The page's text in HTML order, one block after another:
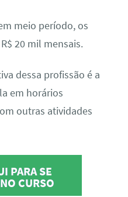
meio período, os
20 mil mensais.
dessa profissão é a
em horários
outras atividades
PARA SE
CURSO